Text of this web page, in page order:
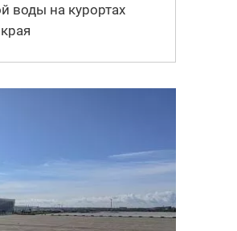
воды на курортах